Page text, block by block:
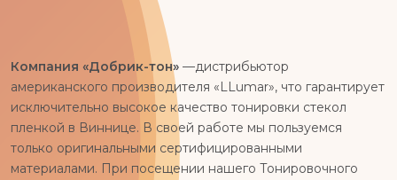
Компания «Добрик-тон» —дистрибьютор
американского производителя «LLumar», что гарантирует
исключительно высокое качество тонировки стекол
пленкой в Виннице. В своей работе мы пользуемся
только оригинальными сертифицированными
материалами. При посещении нашего Тонировочного